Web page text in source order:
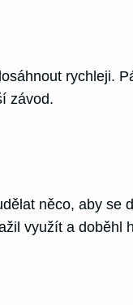
rychleji.
závod.
něco, aby
využít a doběhl